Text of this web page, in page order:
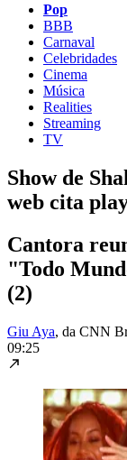
Pop
BBB
Carnaval
Celebridades
Cinema
Música
Realities
Streaming
TV
Show de
web cita
Cantora
"Todo
(2)
Giu Aya, da CNN
09:25